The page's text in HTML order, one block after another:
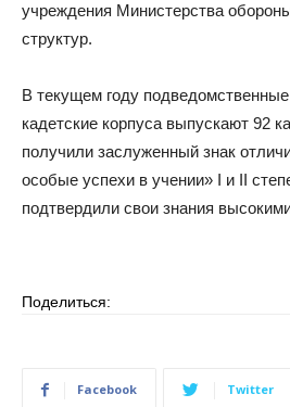
учреждения Министерства
структур.
В текущем году
кадетские корпуса выпускают 92
получили заслуженный знак
особые успехи в учении» I и II
подтвердили свои знания
Поделиться:
Facebook Twitter